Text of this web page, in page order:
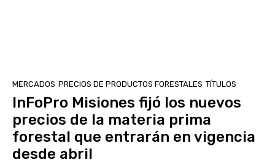
MERCADOS PRECIOS DE PRODUCTOS FORESTALES TÍTULOS
InFoPro Misiones fijó los nuevos
precios de la materia prima
forestal que entrarán en vigencia
desde abril